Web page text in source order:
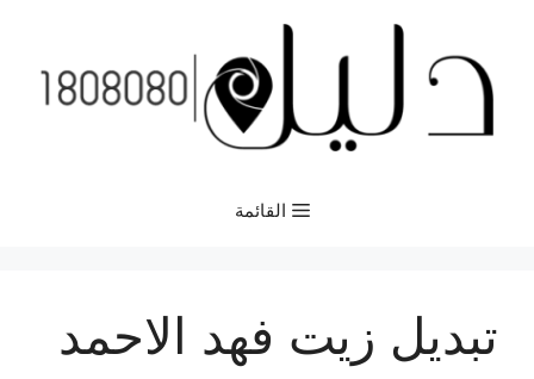
المحتوى
القائمة
تبديل زيت فهد الاحمد